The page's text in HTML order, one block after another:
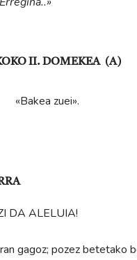
II. DOMEKEA (A)
«Bakea zuei».
DA ALELUIA!
gagoz; pozez betetako